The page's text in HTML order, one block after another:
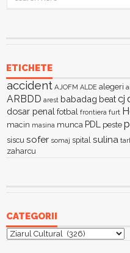
ETICHETE
accident AJOFM ALDE alegeri
ARBDD arest babadag beatcj
dosar penal fotbal frontiera furt
macin masina munca PDL peste
siscu sofer somaj spital sulina
zaharcu
CATEGORII
Categorii